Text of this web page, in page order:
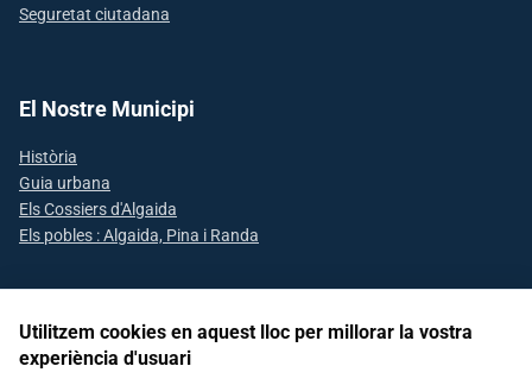
Seguretat ciutadana
El Nostre Municipi
Història
Guia urbana
Els Cossiers d'Algaida
Els pobles : Algaida, Pina i Randa
Segueix-nos a les xarxes socials
Utilitzem cookies en aquest lloc per millorar la vostra
experiència d'usuari